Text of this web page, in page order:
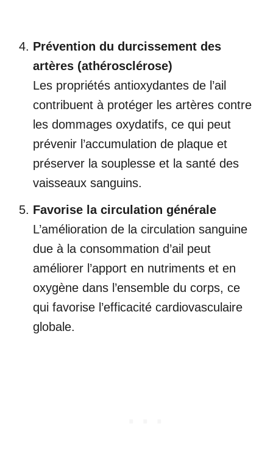
Prévention du durcissement des
artères (athérosclérose)
Les propriétés antioxydantes de l’ail
contribuent à protéger les artères contre
les dommages oxydatifs, ce qui peut
prévenir l’accumulation de plaque et
préserver la souplesse et la santé des
vaisseaux sanguins.
Favorise la circulation générale
L’amélioration de la circulation sanguine
due à la consommation d’ail peut
améliorer l’apport en nutriments et en
oxygène dans l’ensemble du corps, ce
qui favorise l’efficacité cardiovasculaire
globale.